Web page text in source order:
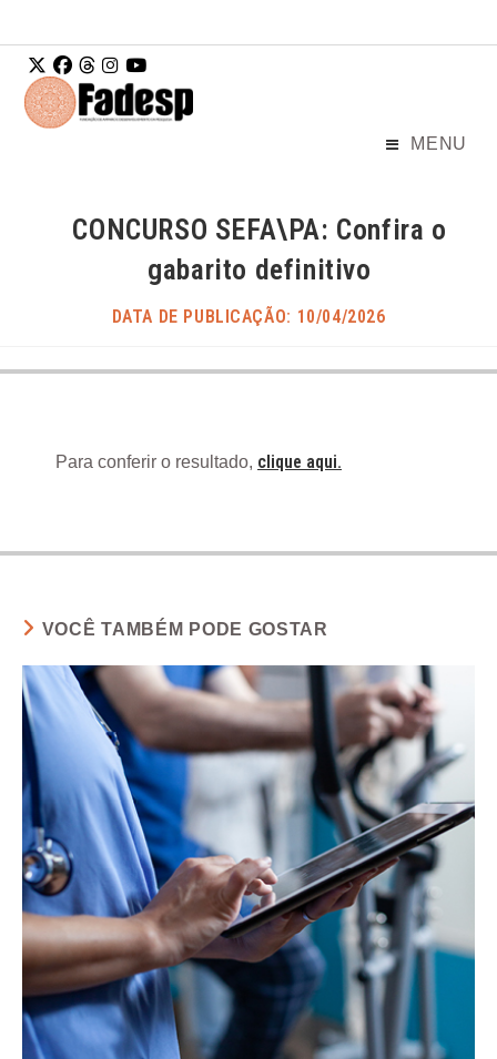
conteúdo
MENU
CONCURSO SEFA\PA: Confira o
gabarito definitivo
DATA DE PUBLICAÇÃO: 10/04/2026
Para conferir o resultado, clique aqui.
VOCÊ TAMBÉM PODE GOSTAR